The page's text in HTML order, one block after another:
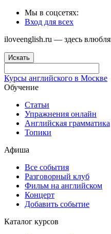
Мы в соцсетях:
Вход для всех
iloveenglish.ru — здесь
Искать
Курсы английского в Москве
Обучение
Статьи
Упражнения онлайн
Английская грамматика
Топики
Афиша
Все события
Разговорный клуб
Фильм на английском
Концерт
Добавить событие
Каталог курсов